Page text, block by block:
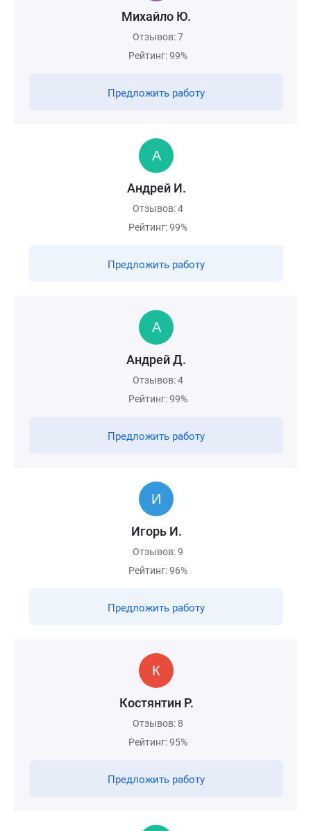
Михайло Ю.
Отзывов: 7
Рейтинг: 99%
Предложить работу
Андрей И.
Отзывов: 4
Рейтинг: 99%
Предложить работу
Андрей Д.
Отзывов: 4
Рейтинг: 99%
Предложить работу
Игорь И.
Отзывов: 9
Рейтинг: 96%
Предложить работу
Костянтин Р.
Отзывов: 8
Рейтинг: 95%
Предложить работу